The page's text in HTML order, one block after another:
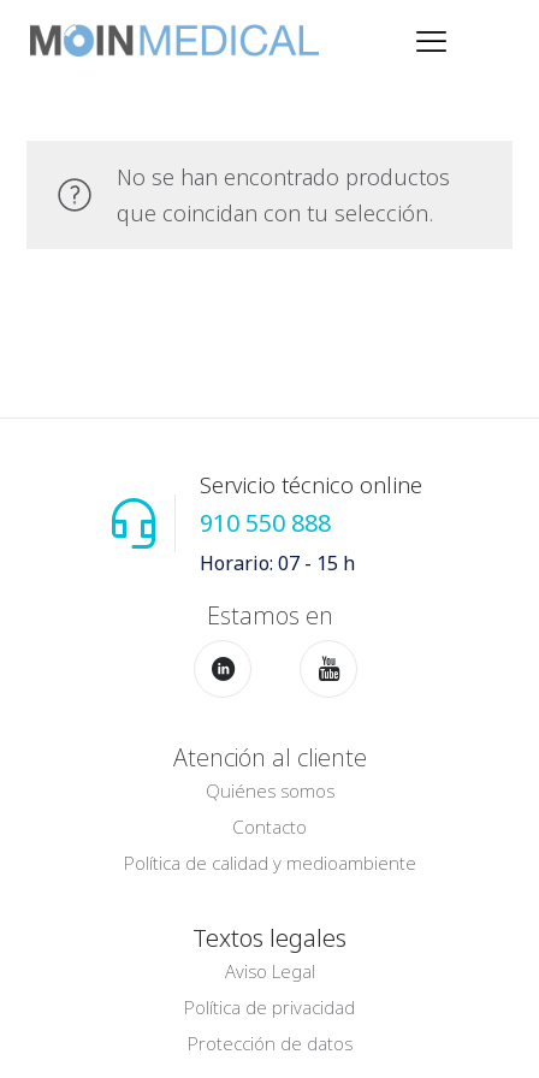
No se han encontrado productos
que coincidan con tu selección.
Servicio técnico online
910 550 888
Horario: 07 - 15 h
Estamos en
Atención al cliente
Quiénes somos
Contacto
Política de calidad y medioambiente
Textos legales
Aviso Legal
Política de privacidad
Protección de datos